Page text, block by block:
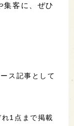
集客に、ぜひ
ス記事として
1点まで掲載